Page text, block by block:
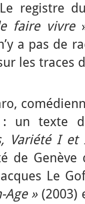
registre
faire vivre
a pas de
les traces
: un texte
Variété I et
de
Le
Age »(2003)